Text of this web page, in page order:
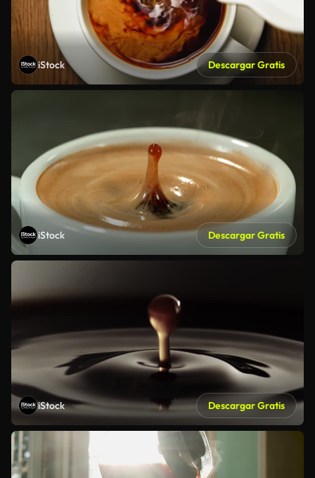
iStock Descargar Gratis
iStock Descargar Gratis
iStock Descargar Gratis